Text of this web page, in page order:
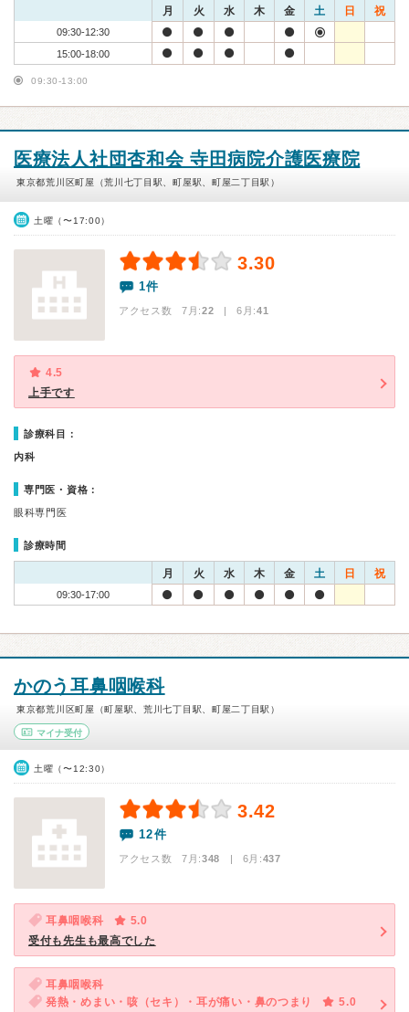
月 火 水 木 金 土 日 祝
09:30-12:30
15:00-18:00
09:30-13:00
医療法人社団杏和会 寺田病院介護医療院
東京都荒川区町屋（荒川七丁目駅、町屋駅、町屋二丁目駅）
土曜（〜17:00）
3.30
1件
アクセス数 7月:22 | 6月:41
4.5
上手です
診療科目：
内科
専門医・資格：
眼科専門医
診療時間
月 火 水 木 金 土 日 祝
09:30-17:00
かのう耳鼻咽喉科
東京都荒川区町屋（町屋駅、荒川七丁目駅、町屋二丁目駅）
マイナ受付
土曜（〜12:30）
3.42
12件
アクセス数 7月:348 | 6月:437
耳鼻咽喉科
5.0
受付も先生も最高でした
耳鼻咽喉科
発熱・めまい・咳（セキ）・耳が痛い・鼻のつまり
5.0